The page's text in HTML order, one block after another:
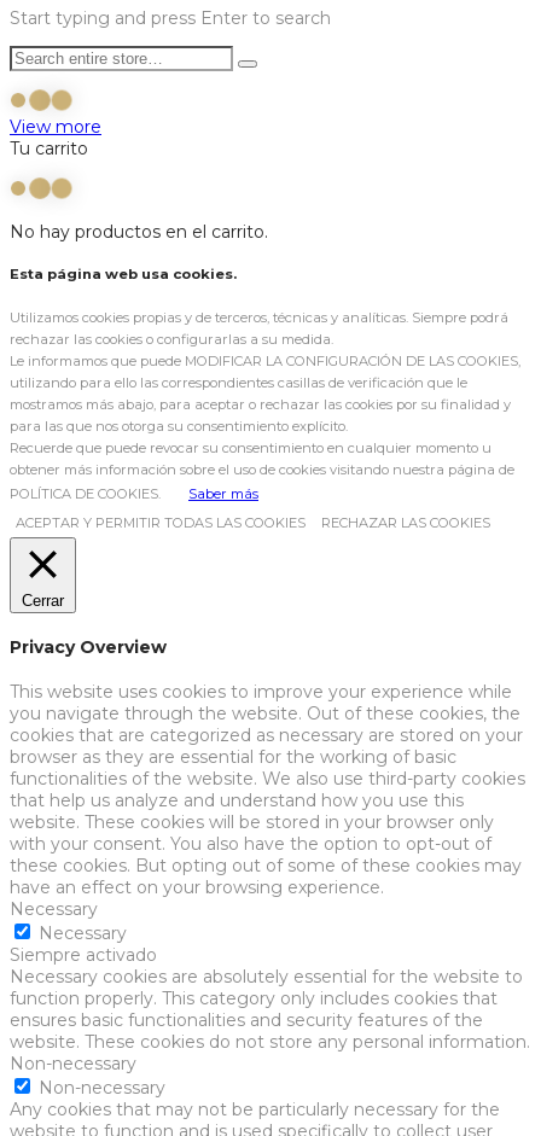
Start typing and press Enter to search
View more
Tu carrito
No hay productos en el carrito.
Esta página web usa cookies.
Utilizamos cookies propias y de terceros, técnicas y analíticas. Siempre podrá
rechazar las cookies o configurarlas a su medida.
Le informamos que puede MODIFICAR LA CONFIGURACIÓN DE LAS COOKIES,
utilizando para ello las correspondientes casillas de verificación que le
mostramos más abajo, para aceptar o rechazar las cookies por su finalidad y
para las que nos otorga su consentimiento explícito.
Recuerde que puede revocar su consentimiento en cualquier momento u
obtener más información sobre el uso de cookies visitando nuestra página de
POLÍTICA DE COOKIES.
Saber más
ACEPTAR Y PERMITIR TODAS LAS COOKIES
RECHAZAR LAS COOKIES
Cerrar
Privacy Overview
This website uses cookies to improve your experience while
you navigate through the website. Out of these cookies, the
cookies that are categorized as necessary are stored on your
browser as they are essential for the working of basic
functionalities of the website. We also use third-party cookies
that help us analyze and understand how you use this
website. These cookies will be stored in your browser only
with your consent. You also have the option to opt-out of
these cookies. But opting out of some of these cookies may
have an effect on your browsing experience.
Necessary
Necessary
Siempre activado
Necessary cookies are absolutely essential for the website to
function properly. This category only includes cookies that
ensures basic functionalities and security features of the
website. These cookies do not store any personal information.
Non-necessary
Non-necessary
Any cookies that may not be particularly necessary for the
website to function and is used specifically to collect user